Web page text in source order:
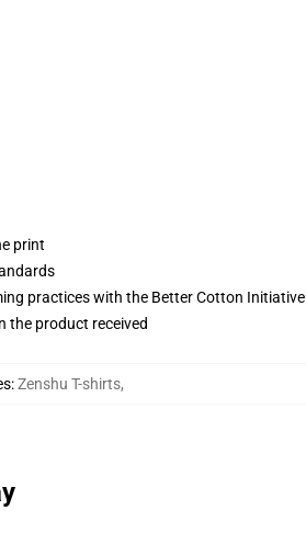
print
practices with the Better Cotton Initiative
the product received
:Zenshu T-shirts,